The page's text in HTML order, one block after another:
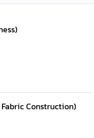
Construction)